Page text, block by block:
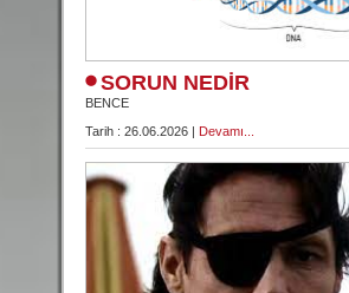
SORUN NEDİR
BENCE
Tarih : 26.06.2026 | Devamı...